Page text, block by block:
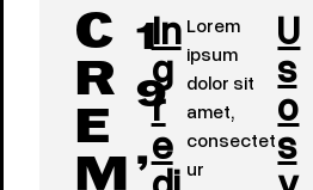
C
R
E
M
1
9
,
In
g
r
e
Lorem
ipsum
dolor sit
amet,
consectet
ur
U
s
o
s